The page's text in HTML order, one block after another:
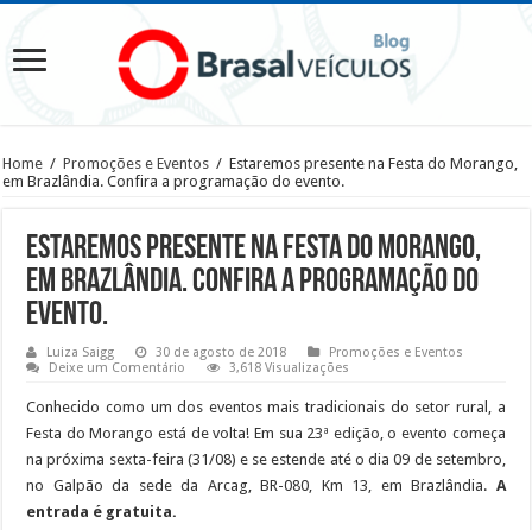
Home / Promoções e Eventos / Estaremos presente na Festa do Morango,
em Brazlândia. Confira a programação do evento.
Estaremos presente na Festa do Morango,
em Brazlândia. Confira a programação do
evento.
Luiza Saigg 30 de agosto de 2018
Promoções e Eventos
Deixe um Comentário
3,618 Visualizações
Conhecido como um dos eventos mais tradicionais do setor rural, a
Festa do Morango está de volta! Em sua 23ª edição, o evento começa
na próxima sexta-feira (31/08) e se estende até o dia 09 de setembro,
no Galpão da sede da Arcag, BR-080, Km 13, em Brazlândia. A
entrada é gratuita.